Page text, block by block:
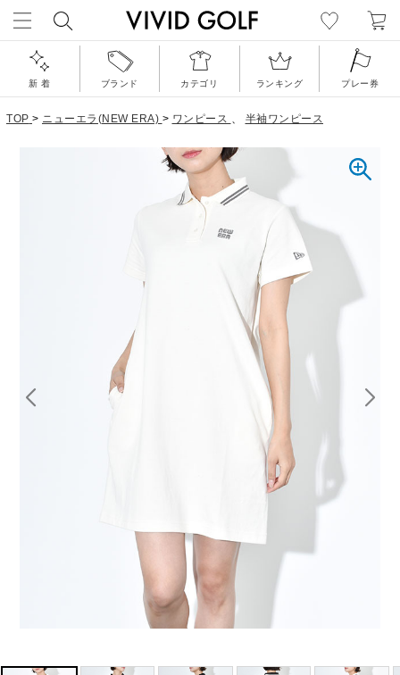
新 着 ブランド カテゴリ ランキング プレー券
TOP > ニューエラ(NEW ERA) > ワンピース 、 半袖ワンピース